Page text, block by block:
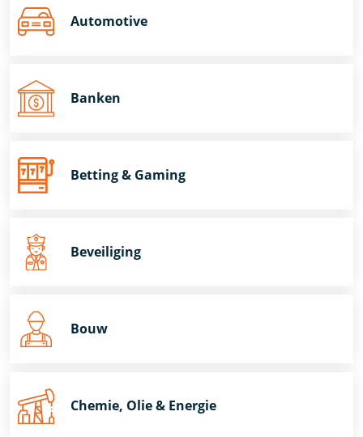
Automotive
Banken
Betting & Gaming
Beveiliging
Bouw
Chemie, Olie & Energie